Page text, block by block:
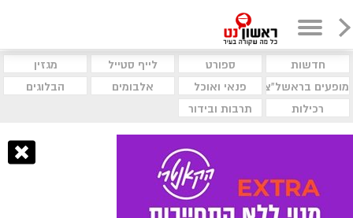
חדשות ספורט לייף סטייל
מגזין
מופעים בראשל"צ
פנאי ואוכל אלבומים
הבלוגים
רכילות
תרבות ובידור